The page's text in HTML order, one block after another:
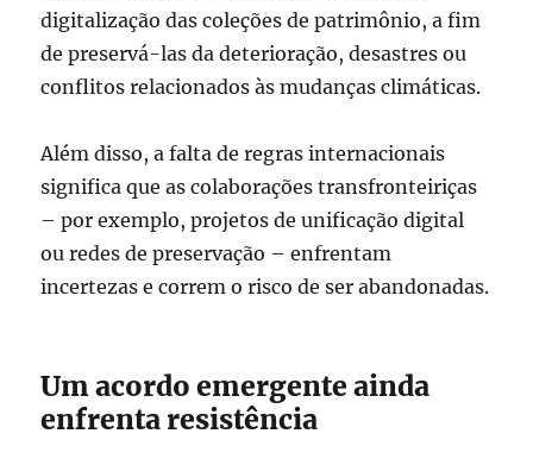
digitalização das coleções de patrimônio, a fim
de preservá-las da deterioração, desastres ou
conflitos relacionados às mudanças climáticas.
Além disso, a falta de regras internacionais
significa que as colaborações transfronteiriças
– por exemplo, projetos de unificação digital
ou redes de preservação – enfrentam
incertezas e correm o risco de ser abandonadas.
Um acordo emergente ainda
enfrenta resistência